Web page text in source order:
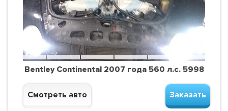
Bentley Continental 2007 года 560 л.с. 5998
Смотреть авто Заказать